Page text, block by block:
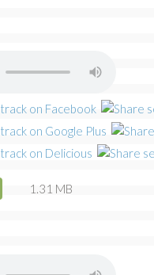
1.31 MB